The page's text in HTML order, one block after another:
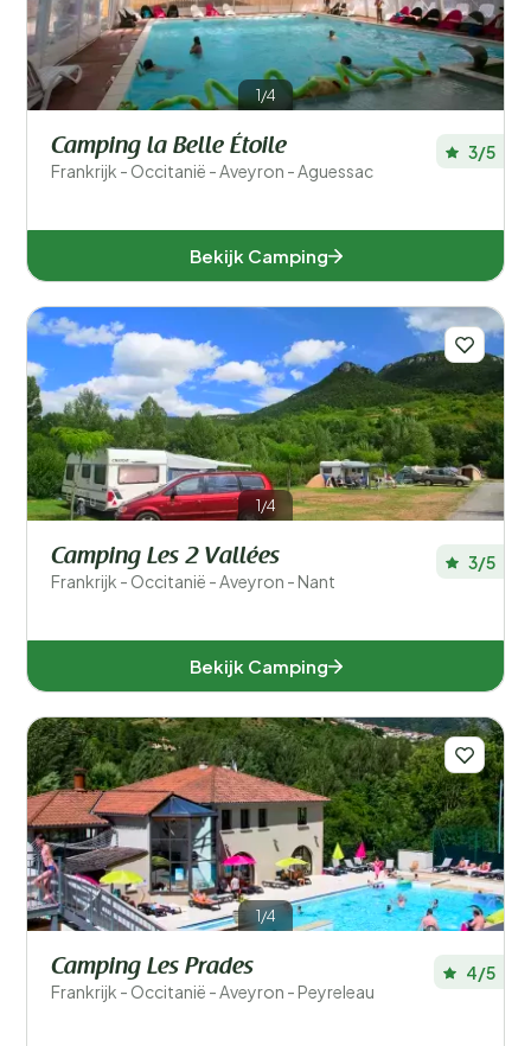
1/4
Camping la Belle Étoile
Frankrijk - Occitanië - Aveyron - Aguessac
3/5
Bekijk Camping
1/4
Camping Les 2 Vallées
Frankrijk - Occitanië - Aveyron - Nant
3/5
Bekijk Camping
1/4
Camping Les Prades
Frankrijk - Occitanië - Aveyron - Peyreleau
4/5